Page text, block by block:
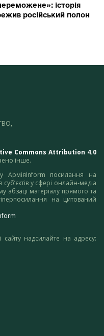
історія
російський полон
Commons Attribution 4.0
інше.
АрміяInform посилання на
суб’єктів у сфері онлайн-медіа
абзаці матеріалу прямого та
на цитований
сайту надсилайте на адресу: